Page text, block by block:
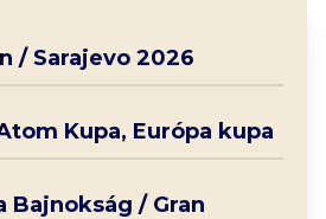
/ Sarajevo 2026
Kupa, Európa kupa
Bajnokság / Gran